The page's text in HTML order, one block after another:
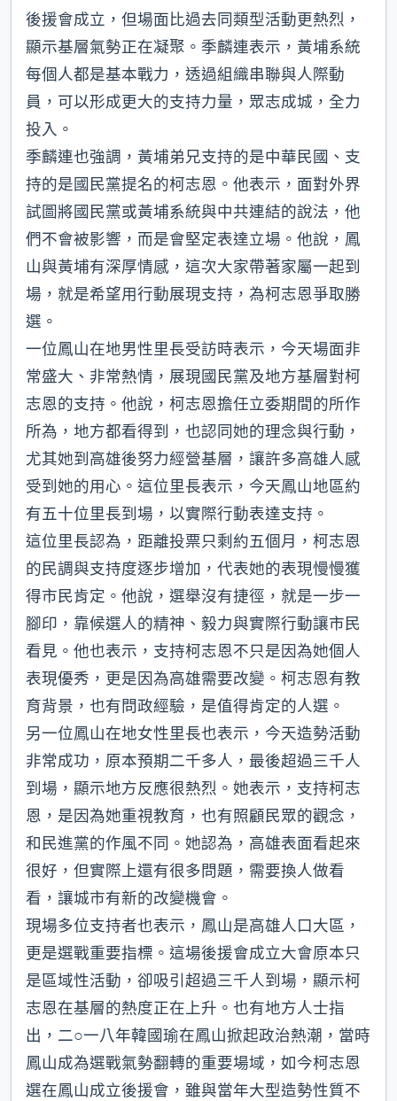
後援會成立，但場面比過去同類型活動更熱烈，
顯示基層氣勢正在凝聚。季麟連表示，黃埔系統
每個人都是基本戰力，透過組織串聯與人際動
員，可以形成更大的支持力量，眾志成城，全力
投入。
季麟連也強調，黃埔弟兄支持的是中華民國、支
持的是國民黨提名的柯志恩。他表示，面對外界
試圖將國民黨或黃埔系統與中共連結的說法，他
們不會被影響，而是會堅定表達立場。他說，鳳
山與黃埔有深厚情感，這次大家帶著家屬一起到
場，就是希望用行動展現支持，為柯志恩爭取勝
選。
一位鳳山在地男性里長受訪時表示，今天場面非
常盛大、非常熱情，展現國民黨及地方基層對柯
志恩的支持。他說，柯志恩擔任立委期間的所作
所為，地方都看得到，也認同她的理念與行動，
尤其她到高雄後努力經營基層，讓許多高雄人感
受到她的用心。這位里長表示，今天鳳山地區約
有五十位里長到場，以實際行動表達支持。
這位里長認為，距離投票只剩約五個月，柯志恩
的民調與支持度逐步增加，代表她的表現慢慢獲
得市民肯定。他說，選舉沒有捷徑，就是一步一
腳印，靠候選人的精神、毅力與實際行動讓市民
看見。他也表示，支持柯志恩不只是因為她個人
表現優秀，更是因為高雄需要改變。柯志恩有教
育背景，也有問政經驗，是值得肯定的人選。
另一位鳳山在地女性里長也表示，今天造勢活動
非常成功，原本預期二千多人，最後超過三千人
到場，顯示地方反應很熱烈。她表示，支持柯志
恩，是因為她重視教育，也有照顧民眾的觀念，
和民進黨的作風不同。她認為，高雄表面看起來
很好，但實際上還有很多問題，需要換人做看
看，讓城市有新的改變機會。
現場多位支持者也表示，鳳山是高雄人口大區，
更是選戰重要指標。這場後援會成立大會原本只
是區域性活動，卻吸引超過三千人到場，顯示柯
志恩在基層的熱度正在上升。也有地方人士指
出，二○一八年韓國瑜在鳳山掀起政治熱潮，當時
鳳山成為選戰氣勢翻轉的重要場域，如今柯志恩
選在鳳山成立後援會，雖與當年大型造勢性質不